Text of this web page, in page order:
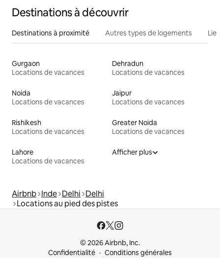
Destinations à découvrir
Destinations à proximité Autres types de logements
Gurgaon
Locations de vacances
Dehradun
Locations de vacances
Noida
Locations de vacances
Jaipur
Locations de vacances
Rishikesh
Locations de vacances
Greater Noida
Locations de vacances
Lahore
Locations de vacances
Afficher plus
Airbnb Inde Delhi Delhi
Locations au pied des pistes
© 2026 Airbnb, Inc.
Confidentialité
Conditions générales